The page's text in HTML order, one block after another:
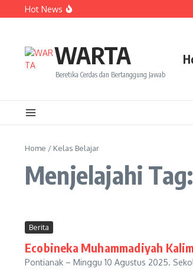
Lewati ke konten
Hot News
Amanah Baru Arskal Salim untuk
WARTA
Beretika Cerdas dan Bertanggung Jawab
Home / Kelas Belajar
Menjelajahi
Berita
Ecobineka Muhammadiyah
Pontianak – Minggu 10 Agustus 2025.